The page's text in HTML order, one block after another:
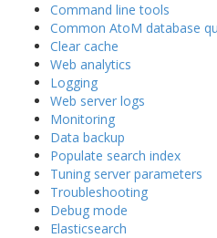
Command line tools
Common AtoM database
Clear cache
Web analytics
Logging
Web server logs
Monitoring
Data backup
Populate search index
Tuning server parameters
Troubleshooting
Debug mode
Elasticsearch